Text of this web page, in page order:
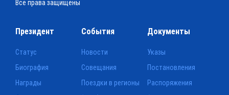
Все права защищены
Президент
Статус
Биография
Награды
События
Новости
Совещания
Поездки в регионы
Документы
Указы
Постановления
Распоряжения